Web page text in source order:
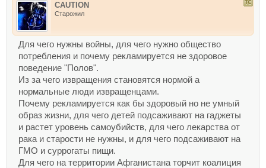
CAUTION
Старожил
Для чего нужны войны, для чего нужно общество
потребления и почему рекламируется не здоровое
поведение "Полов".
Из за чего извращения становятся нормой а
нормальные люди извращенцами.
Почему рекламируется как бы здоровый но не умный
образ жизни, для чего детей подсаживают на гаджеты
и растет уровень самоубийств, для чего лекарства от
рака и старости не нужны, и для чего подсаживают на
ГМО и суррогаты пищи.
Для чего на территории Афганистана торчит коалиция